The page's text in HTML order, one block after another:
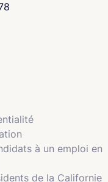
à un emploi en
de la Californie